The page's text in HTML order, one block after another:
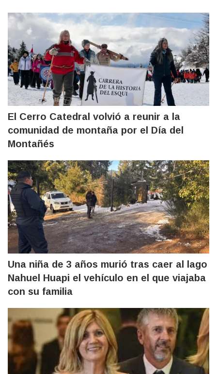
El Cerro Catedral volvió a reunir a la
comunidad de montaña por el Día del
Montañés
Una niña de 3 años murió tras caer al lago
Nahuel Huapi el vehículo en el que viajaba
con su familia